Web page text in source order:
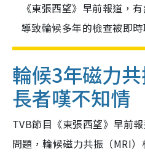
《東張西望》早前報道，
導致輪候多年的檢查被即時
輪候3年磁力
長者嘆不知情
TVB節目《東張西望》早前
問題，輪候磁力共振（MRI